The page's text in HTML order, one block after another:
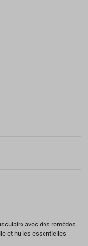
avec des remèdes
et huiles essentielles